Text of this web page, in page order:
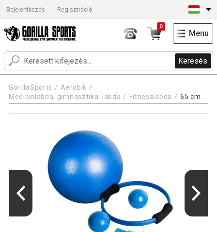
Bejelentkezés Regisztráció
Keresés
0
Menu
GorillaSports
Aerobik
Medicinlabda, gimnasztikai labda
Fitnesslabda 65 cm